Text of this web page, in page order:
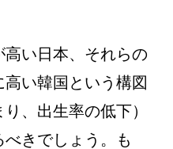
い日本、それらの
い韓国という構図
、出生率の低下）
きでしょう。も